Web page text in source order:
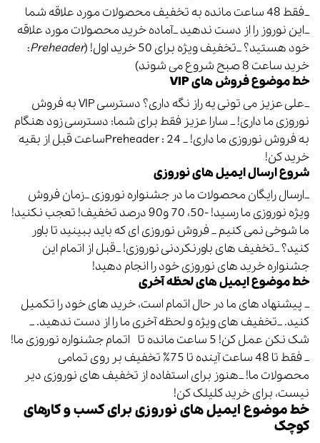
_فقط 48 ساعت مانده به تخفیف محصولات مورد علاقه شما
_این نوروز را از دست ندهید _آماده خرید محصولات مورد علاقه
خود هستید؟ _تخفیف ویژه برای 50 خرید اول! (
Preheader
:
خرید ساعت 8 صبح شروع می شوند)
خط موضوع فروش هایVIP
_علی عزیز می تونی یه راز نگه داری؟ دسترسی VIP به فروش
نوروزی ما داری! _ سارا عزیز فقط برای شما: دسترسی زود هنگام
به فروش نوروزی ما داری! _ Preheader : 24ساعت قبل از بقیه
خرید کن!
شروع ارسال ایمیل های نوروزی
_ارسال رایگان محصولات ما در جشنواره نوروزی _زمان فروش
ویژه نوروزی ما رسید! -50، 70 و90 درصد تخفیف! تعجب نکنید!
ما شوخی نمی کنیم _ فروش نوروزی ای که باید ببینید تا باور
کنید؟ _تخفیف های باورنکردنی نوروزی! _قبل از اتمام این
جشنواره خرید های نوروزی خود را انجام دهید!
خط موضوع ایمیل های لحظه آخری
_ پیشنهاد های ما در حال اتمام است، خرید های خود را تکمیل
کنید. _تخفیف های ویژه و لحظه آخری ما را از دست ندهید. _
شک نکن عمل کن! 5 ساعت مانده تا اتمام جشنواره نوروزی ما!
_ فقط تا 48 ساعت آینده تا 75٪ تخفیف بر روی تمامی
محصولات ما! _هنوز برای استفاده از تخفیف های نوروزی دیر
نیست، برای خرید کلیلک کن!
خط موضوع ایمیل های نوروزی برای کسب و کارهای
کوچک